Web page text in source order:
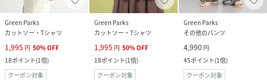
Green Parks
カットソー・Tシャツ
1,995 円 50%OFF
18ポイント(1倍)
クーポン対象
Green Parks
カットソー・Tシャツ
1,995 円 50%OFF
18ポイント(1倍)
クーポン対象
Green Parks
その他のパンツ
4,990 円
45ポイント(1倍)
クーポン対象